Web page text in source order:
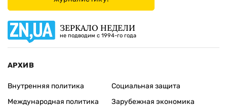
ЗЕРКАЛО НЕДЕЛИ
не подводим с 1994-го года
АРХИВ
Внутренняя политика
Международная политика
Социальная защита
Зарубежная экономика